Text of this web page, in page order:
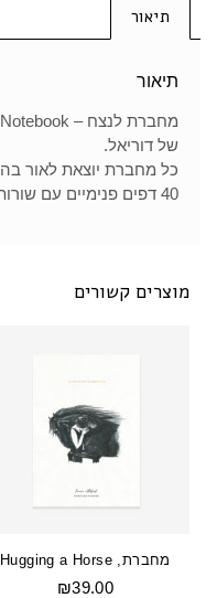
תיאור
תיאור
מחברת לנצח – Forever Notebook,
של דוריאל.
כל מחברת יוצאת לאור
40 דפים פנימיים עם
מוצרים קשורים
מחברת, Hugging a Horse
₪39.00